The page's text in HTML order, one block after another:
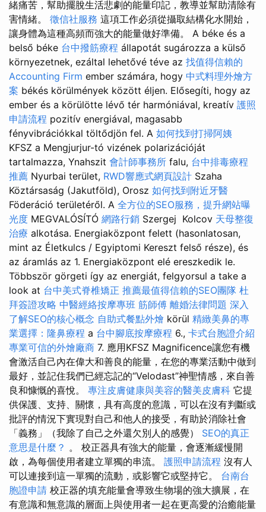
緒痛苦，幫助擺脫生活悲劇的能量印記，教導並幫助清除有
害情緒。 徵信社服務 這項工作必須從攝取結構化水開始，
讓身體為這種高頻而強大的能量做好準備。 A béke és a
belső béke 台中撥筋療程 állapotát sugározza a külső
környezetnek, ezáltal lehetővé téve az 找值得信賴的
Accounting Firm ember számára, hogy 中式料理外燴方
案 békés körülmények között éljen. Elősegíti, hogy az
ember és a körülötte lévő tér harmóniával, kreatív 護照
申請流程 pozitív energiával, magasabb
fényvibrációkkal töltődjön fel. A 如何找到打掃阿姨
KFSZ a Mengjurjur-tó vizének polarizációját
tartalmazza, Ynahszit 會計師事務所 falu, 台中排毒療程
推薦 Nyurbai terület, RWD響應式網頁設計 Szaha
Köztársaság (Jakutföld), Orosz 如何找到附近牙醫
Föderáció területéről. A 全方位的SEO服務，提升網站曝
光度 MEGVALÓSÍTÓ 網路行銷 Szergej Kolcov 天母整復
治療 alkotása. Energiaközpont felett (hasonlatosan,
mint az Életkulcs / Egyiptomi Kereszt felső része), és
az áramlás az 1. Energiaközpont elé ereszkedik le.
Többször görgeti így az energiát, felgyorsul a take a
look at 台中美式脊椎矯正 推薦最值得信賴的SEO團隊 杜
拜簽證攻略 中醫經絡按摩專班 筋師傅 離婚法律問題 深入
了解SEO的核心概念 自助式餐點外燴 körül 精緻美鼻的專
業選擇：隆鼻療程 a 台中腳底按摩療程 6., 卡式台胞證介紹
專業可信的外燴廠商 7. 應用KFSZ Magnificence讓您有機
會激活自己內在偉大和善良的能量，在您的專業活動中做到
最好，並記住我們已經忘記的“Velodast”神聖情感，來自善
良和慷慨的喜悅。 專注皮膚健康與美容的醫美皮膚科 它提
供保護、支持、關懷，具有高度的意識，可以在沒有判斷或
批評的情況下實現對自己和他人的接受，有助於消除社會
「義務」（我除了自己之外還欠別人的感覺） SEO的真正
意思是什麼？ 。 校正器具有強大的能量，會逐漸緩慢開
啟，為每個使用者建立單獨的串流。 護照申請流程 沒有人
可以連接到這一單獨的流動，或影響它或堅持它。 台南台
胞證申請 校正器的填充能量會導致生物場的強大擴展，在
有意識和無意識的層面上與使用者一起在更高愛的治癒能量